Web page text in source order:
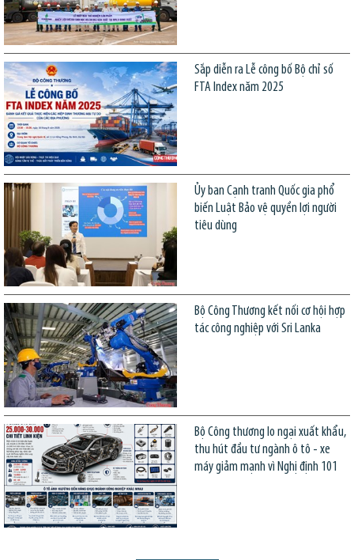
Sắp diễn ra Lễ công bố Bộ chỉ số
FTA Index năm 2025
Ủy ban Cạnh tranh Quốc gia phổ
biến Luật Bảo vệ quyền lợi người
tiêu dùng
Bộ Công Thương kết nối cơ hội hợp
tác công nghiệp với Sri Lanka
Bộ Công thương lo ngại xuất khẩu,
thu hút đầu tư ngành ô tô - xe
máy giảm mạnh vì Nghị định 101